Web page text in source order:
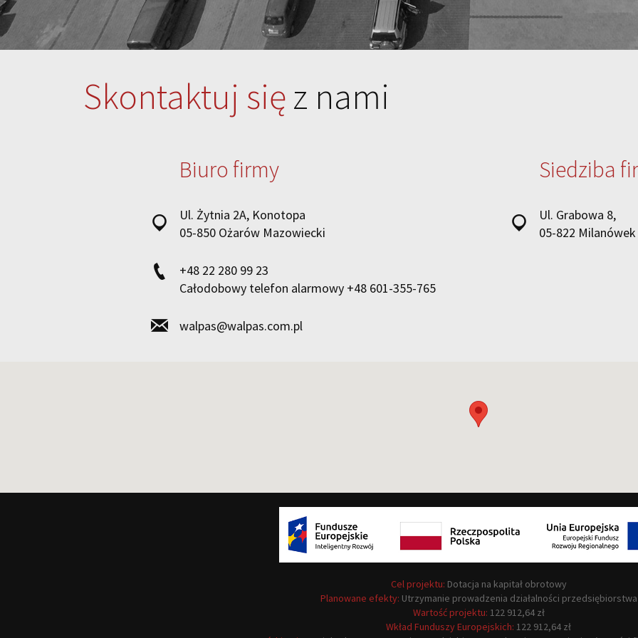
Skontaktuj sięz nami
Biuro firmy
Ul. Żytnia 2A, Konotopa
05-850 Ożarów Mazowiecki
+48 22 280 99 23
Całodobowy telefon alarmowy +48 601-355-765
walpas@walpas.com.pl
Siedziba
Ul. Grabowa 8,
05-822 Milanówek
Cel projektu: Dotacja na kapitał obrotowy
Planowane efekty: Utrzymanie prowadzenia działalności przedsiębiorstwa
Wartość projektu: 122 912,64 zł
Wkład Funduszy Europejskich: 122 912,64 zł